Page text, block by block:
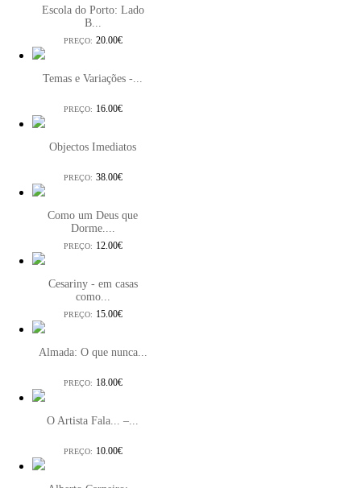
Escola do Porto: Lado
B...
PREÇO: 20.00€
Temas e Variações -...
PREÇO: 16.00€
Objectos Imediatos
PREÇO: 38.00€
Como um Deus que
Dorme....
PREÇO: 12.00€
Cesariny - em casas
como...
PREÇO: 15.00€
Almada: O que nunca...
PREÇO: 18.00€
O Artista Fala... –...
PREÇO: 10.00€